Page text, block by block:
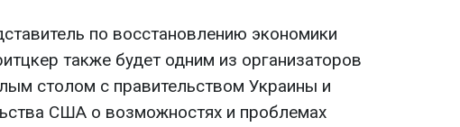
по восстановлению экономики
также будет одним из организаторов
столом с правительством Украины и
США о возможностях и проблемах